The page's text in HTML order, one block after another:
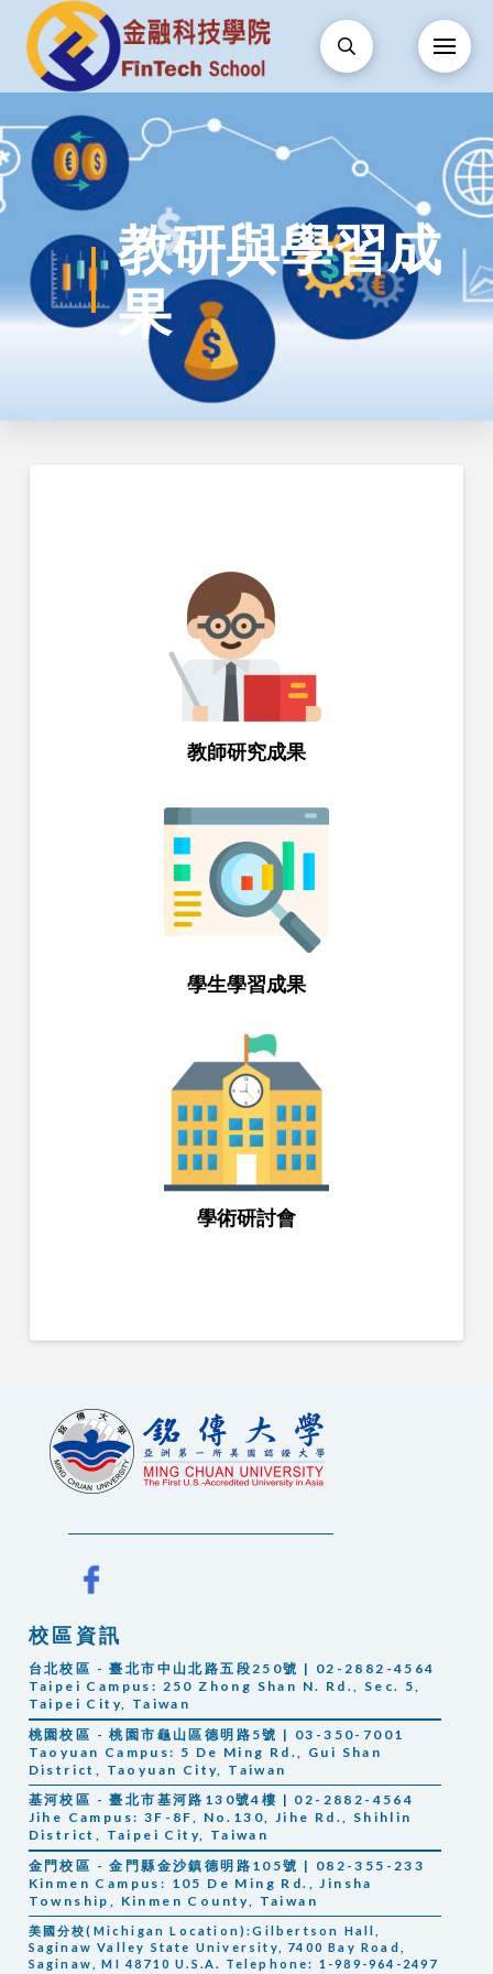
教研與學習成
果
教師研究成果
學生學習成果
學術研討會
校區資訊
台北校區 - 臺北市中山北路五段250號 | 02-2882-4564
Taipei Campus: 250 Zhong Shan N. Rd., Sec. 5,
Taipei City, Taiwan
桃園校區 - 桃園市龜山區德明路5號 | 03-350-7001
Taoyuan Campus: 5 De Ming Rd., Gui Shan
District, Taoyuan City, Taiwan
基河校區 - 臺北市基河路130號4樓 | 02-2882-4564
Jihe Campus: 3F-8F, No.130, Jihe Rd., Shihlin
District, Taipei City, Taiwan
金門校區 - 金門縣金沙鎮德明路105號 | 082-355-233
Kinmen Campus: 105 De Ming Rd., Jinsha
Township, Kinmen County, Taiwan
美國分校(Michigan Location):Gilbertson Hall,
Saginaw Valley State University, 7400 Bay Road,
Saginaw, MI 48710 U.S.A. Telephone: 1-989-964-2497